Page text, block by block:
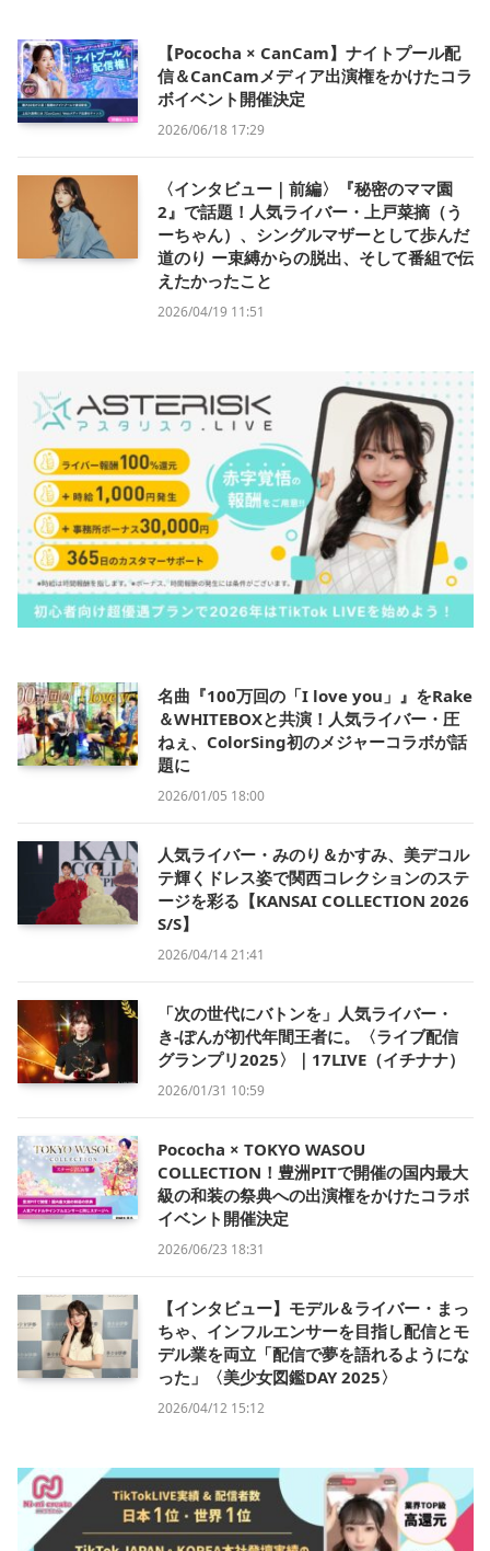
【Pococha × CanCam】ナイトプール配
信＆CanCamメディア出演権をかけたコラ
ボイベント開催決定
2026/06/18 17:29
〈インタビュー｜前編〉『秘密のママ園
2』で話題！人気ライバー・上戸菜摘（う
ーちゃん）、シングルマザーとして歩んだ
道のり ー束縛からの脱出、そして番組で伝
えたかったこと
2026/04/19 11:51
名曲『100万回の「I love you」』をRake
＆WHITEBOXと共演！人気ライバー・圧
ねぇ、ColorSing初のメジャーコラボが話
題に
2026/01/05 18:00
人気ライバー・みのり＆かすみ、美デコル
テ輝くドレス姿で関西コレクションのステ
ージを彩る【KANSAI COLLECTION 2026
S/S】
2026/04/14 21:41
「次の世代にバトンを」人気ライバー・
き-ぽんが初代年間王者に。〈ライブ配信
グランプリ2025〉｜17LIVE（イチナナ）
2026/01/31 10:59
Pococha × TOKYO WASOU
COLLECTION！豊洲PITで開催の国内最大
級の和装の祭典への出演権をかけたコラボ
イベント開催決定
2026/06/23 18:31
【インタビュー】モデル＆ライバー・まっ
ちゃ、インフルエンサーを目指し配信とモ
デル業を両立「配信で夢を語れるようにな
った」〈美少女図鑑DAY 2025〉
2026/04/12 15:12